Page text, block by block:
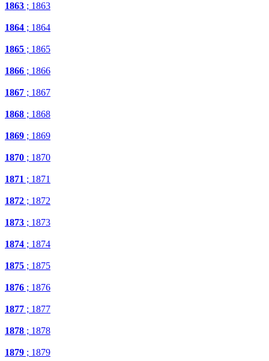
1863 ; 1863
1864 ; 1864
1865 ; 1865
1866 ; 1866
1867 ; 1867
1868 ; 1868
1869 ; 1869
1870 ; 1870
1871 ; 1871
1872 ; 1872
1873 ; 1873
1874 ; 1874
1875 ; 1875
1876 ; 1876
1877 ; 1877
1878 ; 1878
1879 ; 1879